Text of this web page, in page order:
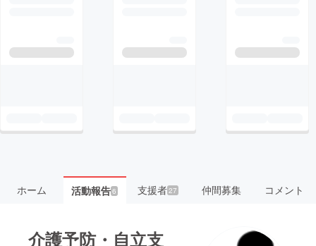
ホーム 活動報告6 支援者27 仲間募集 コメント
介護予防・自立支